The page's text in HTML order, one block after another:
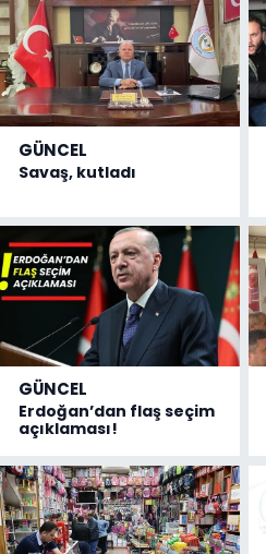
GÜNCEL
Savaş, kutladı
GÜNCEL
Erdoğan’dan flaş seçim
açıklaması!